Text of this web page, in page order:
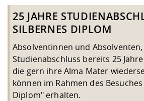
Qualifizierungsangebote und
Fremdsprachen
Jobs, Praktika, Diplomarbeiten
25 JAHRE
SILBERNES DIPLOM
Absolventinnen und
Studienabschluss bereits 25
die gern ihre Alma Mater
können im Rahmen des
Diplom" erhalten.